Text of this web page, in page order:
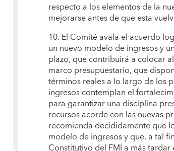
respecto a los elementos de la
mejorarse antes de que esta
10. El Comité avala el acuerdo
un nuevo modelo de ingresos y
plazo, que contribuirá a colocar
marco presupuestario, que
términos reales a lo largo de los
ingresos contemplan el
para garantizar una disciplina
recursos acorde con las nuevas
recomienda decididamente que
modelo de ingresos y que, a tal
Constitutivo del FMI a más